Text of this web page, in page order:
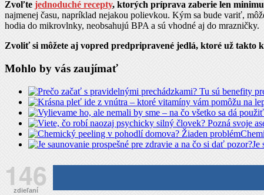
Zvoľte jednoduché recepty, ktorých príprava zaberie len
najmenej času, napríklad nejakou polievkou. Kým sa bude variť,
hodia do mikrovlnky, neobsahujú BPA a sú vhodné aj do mrazničky.
Zvoliť si môžete aj vopred predpripravené jedlá, ktoré už takto
Mohlo by vás zaujímať
Je
146
zdieľaní